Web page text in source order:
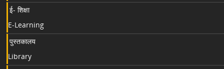
ई- शिक्षा
E-Learning
पुस्तकालय
Library